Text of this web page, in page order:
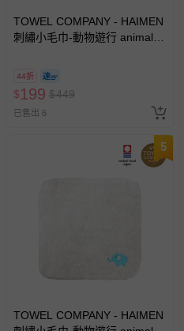
TOWEL COMPANY - HAIMEN
刺繡小毛巾-動物遊行 animal
44折
$199 $449
已售出 6
5
TOWEL COMPANY - HAIMEN